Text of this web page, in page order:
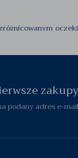
w kwestii
klientek - można
zakupy
podany adres e-mail